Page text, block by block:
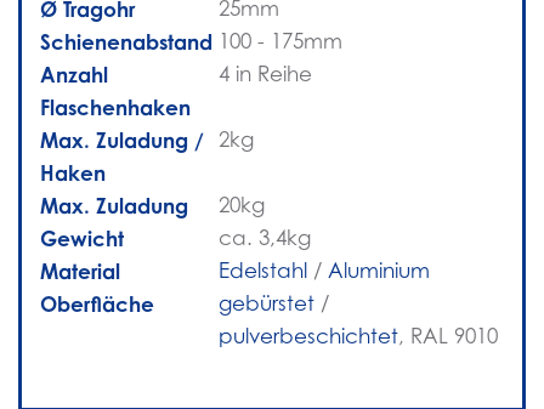
Ø Tragohr 25mm
Schienenabstand 100 - 175mm
Anzahl
Flaschenhaken
4 in Reihe
Max. Zuladung /
Haken
2kg
Max. Zuladung 20kg
Gewicht ca. 3,4kg
Material Edelstahl / Aluminium
Oberfläche gebürstet /
pulverbeschichtet, RAL 9010